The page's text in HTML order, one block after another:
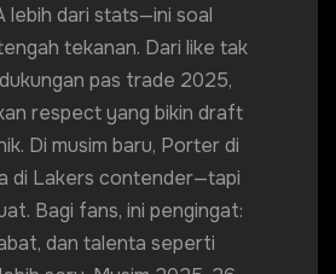
lebih dari stats—ini soal
tekanan. Dari like tak
pas trade 2025,
respect yang bikin draft
Di musim baru, Porter di
di Lakers contender—tapi
Bagi fans, ini pengingat:
dan talenta seperti